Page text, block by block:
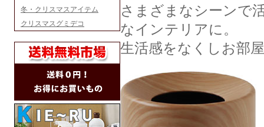
冬・クリスマスアイテム
クリスマスグミデコ
さまざまなシーンで
なインテリアに。
生活感をなくしお部